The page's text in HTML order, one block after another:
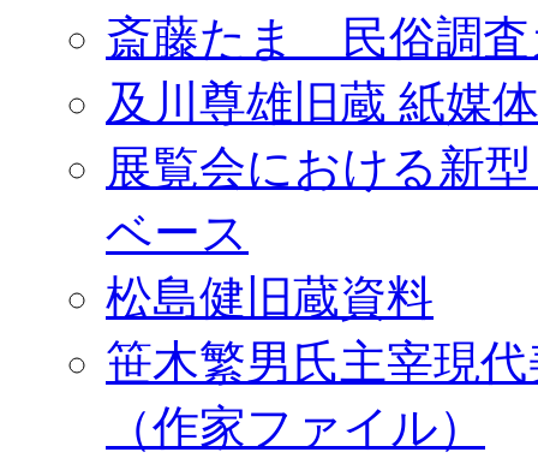
斎藤たま 民俗調査
及川尊雄旧蔵 紙媒
展覧会における新
ベース
松島健旧蔵資料
笹木繁男氏主宰現
（作家ファイル）